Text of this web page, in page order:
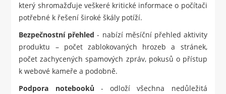
který shromažďuje veškeré kritické informace o počítači
potřebné k řešení široké škály potíží.
Bezpečnostní přehled - nabízí měsíční přehled aktivity
produktu – počet zablokovaných hrozeb a stránek,
počet zachycených spamových zpráv, pokusů o přístup
k webové kameře a podobně.
Podpora notebooků - odloží všechna nedůležitá